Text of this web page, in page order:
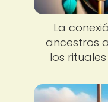
La
ancestros
los